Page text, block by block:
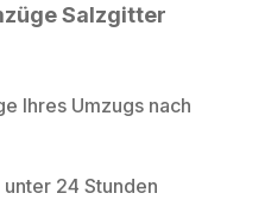
Salzgitter
Ihres Umzugs nach
24 Stunden